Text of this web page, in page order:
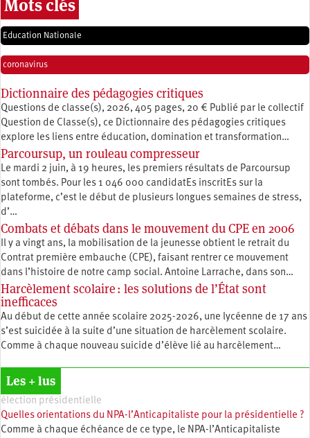
Mots clés
Education Nationale
coronavirus
Dictionnaire des pédagogies critiques
Questions de classe(s), 2026, 405 pages, 20 € Publié par le collectif
Question de Classe(s), ce Dictionnaire des pédagogies critiques
explore les liens entre éducation, ­domination et transformation…
Parcoursup, un rouleau compresseur
Le mardi 2 juin, à 19 heures, les premiers résultats de Parcoursup
sont tombés. Pour les 1 046 000 candidatEs inscritEs sur la
plateforme, c’est le début de plusieurs longues semaines de stress,
d’…
Combats et débats dans le mouvement du CPE en 2006
Il y a vingt ans, la mobilisation de la jeunesse obtient le retrait du
Contrat première embauche (CPE), faisant rentrer ce mouvement
dans l’histoire de notre camp social. Antoine Larrache, dans son…
Harcèlement scolaire : les solutions de l’État sont
inefficaces
Au début de cette année scolaire 2025-2026, une lycéenne de 17 ans
s’est suicidée à la suite d’une situation de harcèlement scolaire.
Comme à chaque nouveau suicide d’élève lié au harcèlement…
Les + lus
élection présidentielle
Quelles orientations du NPA-l’Anticapitaliste pour la présidentielle ?
Comme à chaque échéance de ce type, le NPA-l’Anticapitaliste